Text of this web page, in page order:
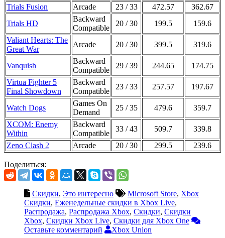
Trials Fusion
Arcade 23 / 33 472.57
362.67
Trials HD
Backward
Compatible
20 / 30 199.5
159.6
Valiant Hearts: The
Great War
Arcade 20 / 30 399.5 319.6
Vanquish
Backward
Compatible
29 / 39 244.65
174.75
Virtua Fighter 5
Final Showdown
Backward
Compatible
23 / 33 257.57 197.67
Watch Dogs
Games On
Demand
25 / 35 479.6
359.7
XCOM: Enemy
Within
Backward
Compatible
33 / 43 509.7
339.8
Zeno Clash 2
Arcade 20 / 30 299.5 239.6
Поделиться:
Скидки, Это интересно Microsoft Store, Xbox
Скидки, Еженедельные скидки в Xbox Live,
Распродажа, Распродажа Xbox, Скидки, Скидки
Xbox, Скидки Xbox Live, Скидки для Xbox One
Оставьте комментарий
Xbox Union